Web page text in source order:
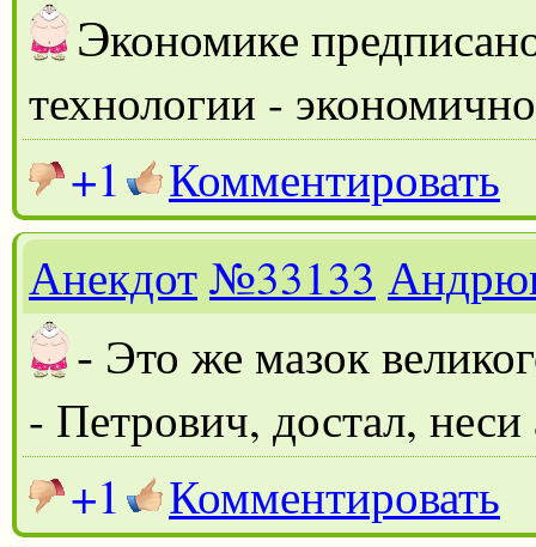
Экономике
технологии -
+1
Комментировать
Анекдот№33133
- Это же мазок
- Петрович, достал,
+1
Комментировать